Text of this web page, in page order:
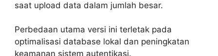
saat upload data dalam jumlah besar.
Perbedaan utama versi ini terletak pada
optimalisasi database lokal dan peningkatan
keamanan sistem autentikasi.